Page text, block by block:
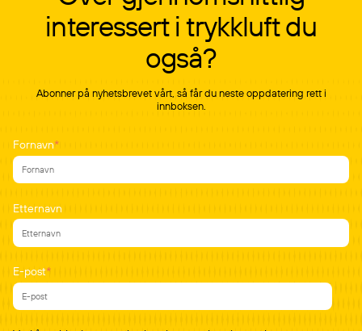
interessert i trykkluft du
også?
Abonner på nyhetsbrevet vårt, så får du neste oppdatering rett i
innboksen.
Fornavn*
Etternavn
E-post*